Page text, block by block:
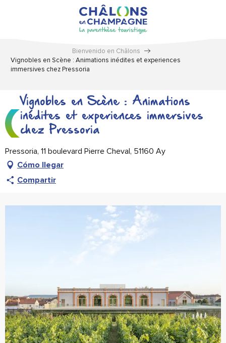
Bienvenido en Châlons
Vignobles en Scène : Animations inédites et experiences
immersives chez Pressoria
Vignobles en Scène : Animations
inédites et experiences immersives
chez Pressoria
Pressoria, 11 boulevard Pierre Cheval, 51160 Ay
Cómo llegar
Compartir